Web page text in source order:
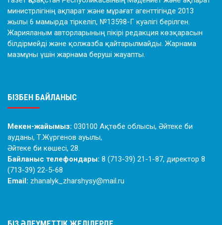
министрлігінің ақпарат және мұрағат агенттігінде 2013
жылы 6 мамырда тіркеліп, №13598-Г куәлігі берілген.
Жарияланым авторларының пікірі редакция көзқарасын
білдірмейді және қолжазба қайтарылмайды. Жарнама
мазмұны үшін жарнама беруші жауапты.
БІЗБЕН БАЙЛАНЫС
Мекен-жайымыз: 030100 Ақтөбе облысы, Әйтеке би
ауданы, Т.Жүргенов ауылы,
Әйтеке би көшесі, 28.
Байланыс телефондары: 8 (713-39) 21-1-87, директор 8
(713-39) 22-5-68
Email: zhanalyk_zharshysy@mail.ru